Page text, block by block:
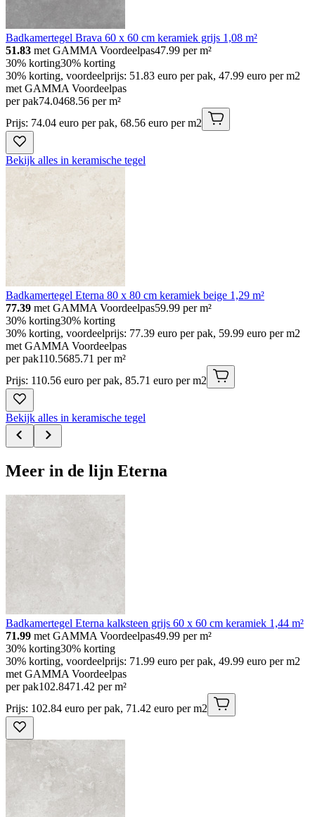
Badkamertegel Brava 60 x 60 cm keramiek grijs 1,08 m²
51.83 met GAMMA Voordeelpas47.99 per m²
30% korting30% korting
30% korting, voordeelprijs: 51.83 euro per pak, 47.99 euro per m2
met GAMMA Voordeelpas
per pak74.0468.56 per m²
Prijs: 74.04 euro per pak, 68.56 euro per m2
Bekijk alles in keramische tegel
Badkamertegel Eterna 80 x 80 cm keramiek beige 1,29 m²
77.39 met GAMMA Voordeelpas59.99 per m²
30% korting30% korting
30% korting, voordeelprijs: 77.39 euro per pak, 59.99 euro per m2
met GAMMA Voordeelpas
per pak110.5685.71 per m²
Prijs: 110.56 euro per pak, 85.71 euro per m2
Bekijk alles in keramische tegel
Meer in de lijn Eterna
Badkamertegel Eterna kalksteen grijs 60 x 60 cm keramiek 1,44 m²
71.99 met GAMMA Voordeelpas49.99 per m²
30% korting30% korting
30% korting, voordeelprijs: 71.99 euro per pak, 49.99 euro per m2
met GAMMA Voordeelpas
per pak102.8471.42 per m²
Prijs: 102.84 euro per pak, 71.42 euro per m2